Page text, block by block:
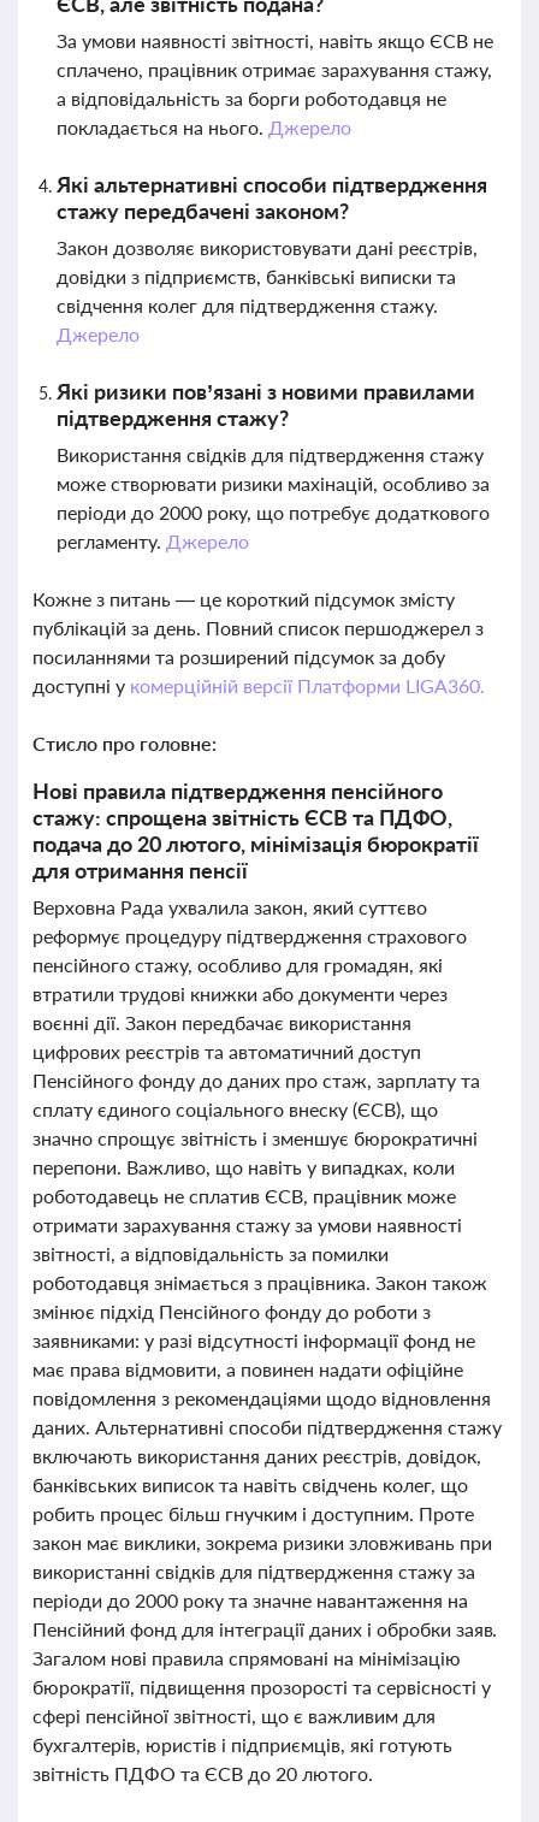
За умови наявності звітності, навіть якщо ЄСВ не
сплачено, працівник отримає зарахування стажу,
а відповідальність за борги роботодавця не
покладається на нього. Джерело
Які альтернативні способи підтвердження
стажу передбачені законом?
Закон дозволяє використовувати дані реєстрів,
довідки з підприємств, банківські виписки та
свідчення колег для підтвердження стажу.
Джерело
Які ризики пов’язані з новими правилами
підтвердження стажу?
Використання свідків для підтвердження стажу
може створювати ризики махінацій, особливо за
періоди до 2000 року, що потребує додаткового
регламенту. Джерело
Кожне з питань — це короткий підсумок змісту
публікацій за день. Повний список першоджерел з
посиланнями та розширений підсумок за добу
доступні у комерційній версії Платформи LIGA360.
Стисло про головне:
Нові правила підтвердження пенсійного
стажу: спрощена звітність ЄСВ та ПДФО,
подача до 20 лютого, мінімізація бюрократії
для отримання пенсії
Верховна Рада ухвалила закон, який суттєво
реформує процедуру підтвердження страхового
пенсійного стажу, особливо для громадян, які
втратили трудові книжки або документи через
воєнні дії. Закон передбачає використання
цифрових реєстрів та автоматичний доступ
Пенсійного фонду до даних про стаж, зарплату та
сплату єдиного соціального внеску (ЄСВ), що
значно спрощує звітність і зменшує бюрократичні
перепони. Важливо, що навіть у випадках, коли
роботодавець не сплатив ЄСВ, працівник може
отримати зарахування стажу за умови наявності
звітності, а відповідальність за помилки
роботодавця знімається з працівника. Закон також
змінює підхід Пенсійного фонду до роботи з
заявниками: у разі відсутності інформації фонд не
має права відмовити, а повинен надати офіційне
повідомлення з рекомендаціями щодо відновлення
даних. Альтернативні способи підтвердження стажу
включають використання даних реєстрів, довідок,
банківських виписок та навіть свідчень колег, що
робить процес більш гнучким і доступним. Проте
закон має виклики, зокрема ризики зловживань при
використанні свідків для підтвердження стажу за
періоди до 2000 року та значне навантаження на
Пенсійний фонд для інтеграції даних і обробки заяв.
Загалом нові правила спрямовані на мінімізацію
бюрократії, підвищення прозорості та сервісності у
сфері пенсійної звітності, що є важливим для
бухгалтерів, юристів і підприємців, які готують
звітність ПДФО та ЄСВ до 20 лютого.